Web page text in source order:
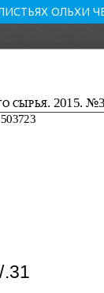
ОЛЬХИ